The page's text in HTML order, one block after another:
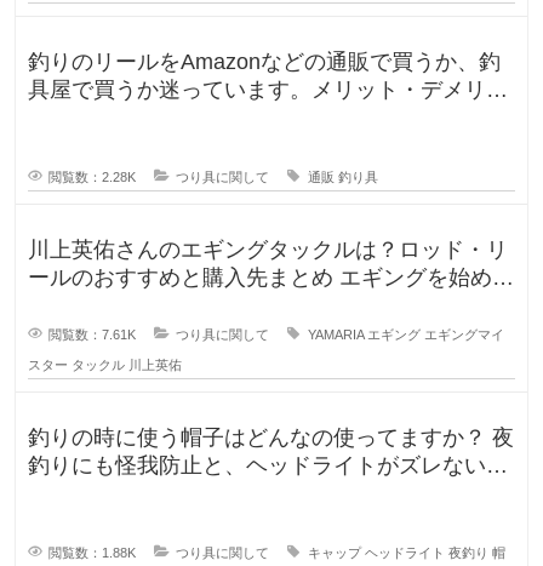
釣りのリールをAmazonなどの通販で買うか、釣
具屋で買うか迷っています。メリット・デメリッ
閲覧数：2.28K つり具に関して 通販 釣り具
川上英佑さんのエギングタックルは？ロッド・リ
ールのおすすめと購入先まとめ エギングを始めよ
閲覧数：7.61K つり具に関して YAMARIA エギング エギングマイ
スター タックル 川上英佑
釣りの時に使う帽子はどんなの使ってますか？ 夜
釣りにも怪我防止と、ヘッドライトがズレないよ
閲覧数：1.88K つり具に関して キャップ ヘッドライト 夜釣り 帽